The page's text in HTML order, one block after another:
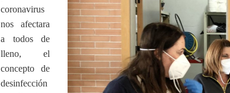
coronavirus
nos afectara
a todos de
lleno, el
concepto de
desinfección